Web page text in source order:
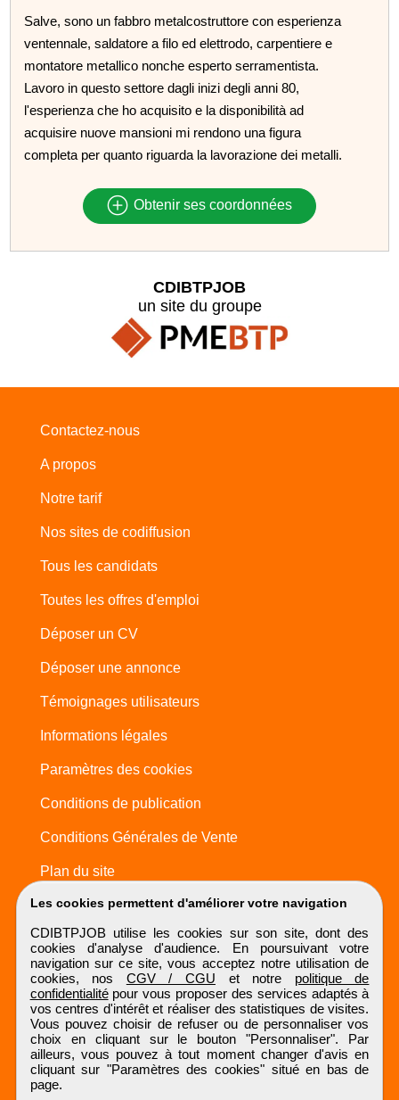
Salve, sono un fabbro metalcostruttore con esperienza
ventennale, saldatore a filo ed elettrodo, carpentiere e
montatore metallico nonche esperto serramentista.
Lavoro in questo settore dagli inizi degli anni 80,
l'esperienza che ho acquisito e la disponibilità ad
acquisire nuove mansioni mi rendono una figura
completa per quanto riguarda la lavorazione dei metalli.
Obtenir ses coordonnées
Les cookies permettent d'améliorer votre navigation
CDIBTPJOB utilise les cookies sur son site, dont des
cookies d'analyse d'audience. En poursuivant votre
navigation sur ce site, vous acceptez notre utilisation de
cookies, nos CGV / CGU et notre politique de
confidentialitépour vous proposer des services adaptés à
vos centres d'intérêt et réaliser des statistiques de visites.
Vous pouvez choisir de refuser ou de personnaliser vos
choix en cliquant sur le bouton "Personnaliser". Par
ailleurs, vous pouvez à tout moment changer d'avis en
cliquant sur "Paramètres des cookies" situé en bas de
page.
CDIBTPJOB
un site du groupe
Contactez-nous
A propos
Notre tarif
Nos sites de codiffusion
Tous les candidats
Toutes les offres d'emploi
Déposer un CV
Déposer une annonce
Témoignages utilisateurs
Informations légales
Paramètres des cookies
Conditions de publication
Conditions Générales de Vente
Plan du site